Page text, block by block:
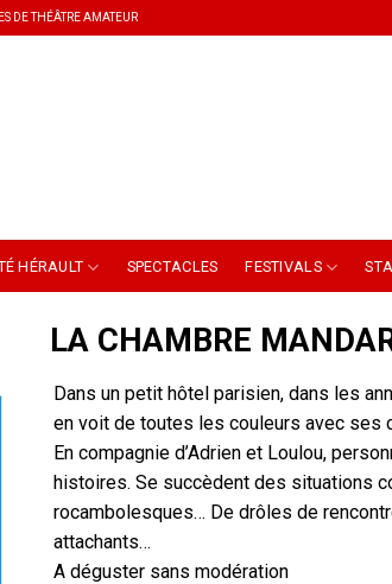
DE THÉÂTRE AMATEUR
HÉRAULT SPECTACLES FESTIVALS
LA CHAMBRE
Dans un petit hôtel parisien, dans les
en voit de toutes les couleurs avec ses
En compagnie d’Adrien et Loulou,
histoires. Se succèdent des situations
rocambolesques… De drôles de
attachants…
A déguster sans modération